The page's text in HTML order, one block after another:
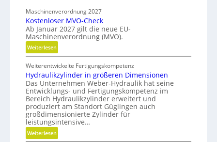
p
-
S
i
m
a
t
i
o
n
c
h
h
a
l
i
g
e
W
e
r
k
b
r
i
d
e
G
r
e
i
f
e
r
a
l
Maschinenverordnung 2027
Kostenloser MVO-Check
Ab Januar 2027 gilt die neue EU-
Maschinenverordnung (MVO).
Weiterlesen:
K
o
s
t
e
n
l
o
s
e
Weiterentwickelte Fertigungskompetenz
Hydraulikzylinder in größeren Dimensionen
Das Unternehmen Weber-Hydraulik hat seine
Entwicklungs- und Fertigungskompetenz im
Bereich Hydraulikzylinder erweitert und
produziert am Standort Güglingen auch
großdimensionierte Zylinder für
leistungsintensive…
Weiterlesen: